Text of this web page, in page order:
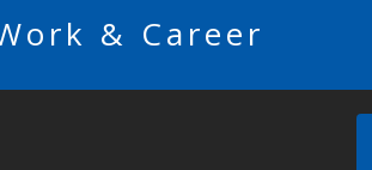
& Career